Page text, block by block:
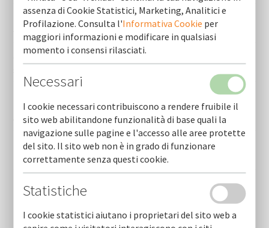
Filiere agroalimentari, 40 milioni dal bando regione puglia
– cofidi.it supporta le imprese pugliesi
Nuove iniziative d’impresa - nidi just transition fund
taranto - pn jtf italia 2021-2027 - da cofidi.it supporto e
consulenza
Rapporto stabilità finanziaria banca d'italia - cofidi.it al
fianco delle imprese in una fase complessa
L’assemblea dei soci approva il bilancio 2025.- giuseppe
riccardi confermato presidente per il triennio 2026-2029
assenza di Cookie Statistici, Marketing, Analitici e
Profilazione. Consulta l'Informativa Cookie per
maggiori informazioni e modificare in qualsiasi
momento i consensi rilasciati.
Necessari
I cookie necessari contribuiscono a rendere fruibile il
sito web abilitandone funzionalità di base quali la
navigazione sulle pagine e l'accesso alle aree protette
del sito. Il sito web non è in grado di funzionare
correttamente senza questi cookie.
Statistiche
I cookie statistici aiutano i proprietari del sito web a